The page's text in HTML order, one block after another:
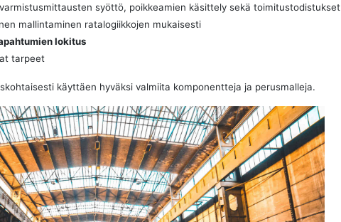
syöttö, poikkeamien käsittely sekä toimitustodistukset
mallintaminen ratalogiikkojen mukaisesti
lokitus
tarpeet
käyttäen hyväksi valmiita komponentteja ja perusmalleja.